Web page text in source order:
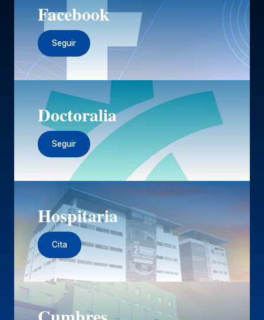
Facebook
Seguir
Doctoralia
Seguir
Hospitaria
Cita